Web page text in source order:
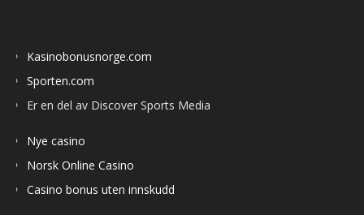
Kasinobonusnorge.com
Sporten.com
Er en del av Discover Sports Media
Nye casino
Norsk Online Casino
Casino bonus uten innskudd